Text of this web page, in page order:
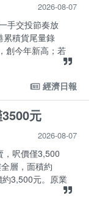
2026-08-07
手交投節奏放
累積貨尾量錄
創今年新高；若
經濟日報
元
2026-08-07
，呎價僅3,500
層，面積約
3,500元。原業